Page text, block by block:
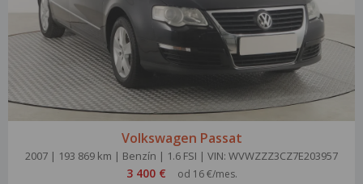
Volkswagen Passat
2007 | 193 869 km | Benzín | 1.6 FSI | VIN: WVWZZZ3CZ7E203957
3 400 € od 16 €/mes.